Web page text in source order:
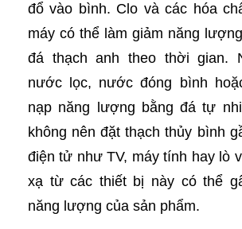
đổ vào bình. Clo và các hóa
máy có thể làm giảm năng
đá thạch anh theo thời gian.
nước lọc, nước đóng bình
nạp năng lượng bằng đá tự
không nên đặt thạch thủy bình
điện tử như TV, máy tính hay lò
xạ từ các thiết bị này có thể
năng lượng của sản phẩm.